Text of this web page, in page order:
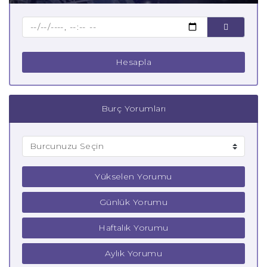
Hesapla
Burç Yorumları
Yükselen Yorumu
Günlük Yorumu
Haftalık Yorumu
Aylık Yorumu